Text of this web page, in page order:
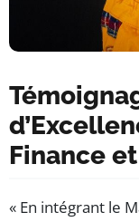
Finance
« En intégrant le